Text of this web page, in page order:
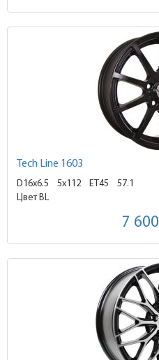
Tech Line 1603
D16x6.5 5x112 ET45
57.1
Цвет BL
7 600